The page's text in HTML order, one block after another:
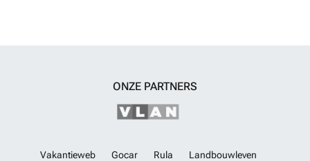
ONZE PARTNERS
Vakantieweb Gocar Rula
Landbouwleven